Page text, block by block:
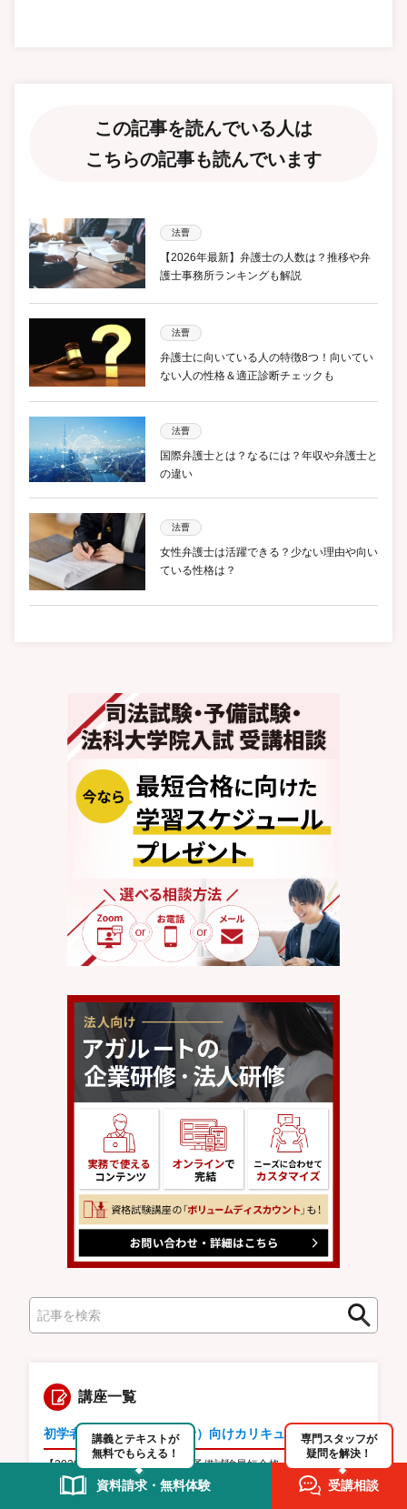
この記事を読んでいる人は
こちらの記事も読んでいます
法曹
【2026年最新】弁護士の人数は？推移や弁
護士事務所ランキングも解説
法曹
弁護士に向いている人の特徴8つ！向いてい
ない人の性格＆適正診断チェックも
法曹
国際弁護士とは？なるには？年収や弁護士と
の違い
法曹
女性弁護士は活躍できる？少ない理由や向い
ている性格は？
索
検
講座一覧
初学者（法律学習未経験者）向けカリキュラム
【2028年・2029年合格目標】予備試験最短合格カリキュラム
フル／カリキュラムライト
講義とテキストが
無料でもらえる！
資料請求・無料体験
専門スタッフが
疑問を解決！
受講相談